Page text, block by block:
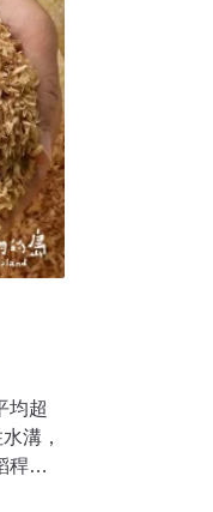
表一
茶
均超
溝，
稈入